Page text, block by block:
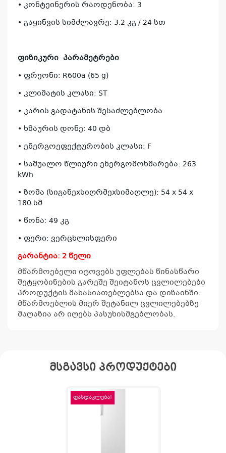
• კონტეინერის რაოდენობა: 3
• გაყინვის სიმძლავრე: 3.2 კგ / 24 სთ
ფიზიკური პარამეტრები
• ფრეონი: R600a (65 g)
• კლიმატის კლასი: ST
• კარის გადატანის შესაძლებლობა
• ხმაურის დონე: 40 დბ
• ენერგოეფექტურობის კლასი: F
• საშუალო წლიური ენერგომოხმარება: 263
kWh
• ზომა (სიგანეxსიღრმეxსიმაღლე): 54 x 54 x
180 სმ
• წონა: 49 კგ
• ფერი: ვერცხლისფერი
გარანტია: 2 წელი
მწარმოებელი იტოვებს უფლებას წინასწარი
შეტყობინების გარეშე შეიტანოს ცვლილებები
პროდუქტის მახასიათებლებსა და დიზაინში.
მწარმოებლის მიერ შეტანილ ცვლილებებზე
მაღაზია არ იღებს პასუხისმგებლობას.
მსგავსი პროდუქტები
ფასდაკლება!